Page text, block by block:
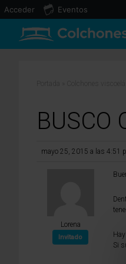
BUSCO
mayo 25, 2015 a las 4:51
Lorena
Invitado
Si
Acceder Eventos